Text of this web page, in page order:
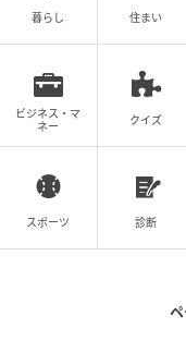
暮らし 住まい
ビジネス・マ
ネー
クイズ
スポーツ 診断